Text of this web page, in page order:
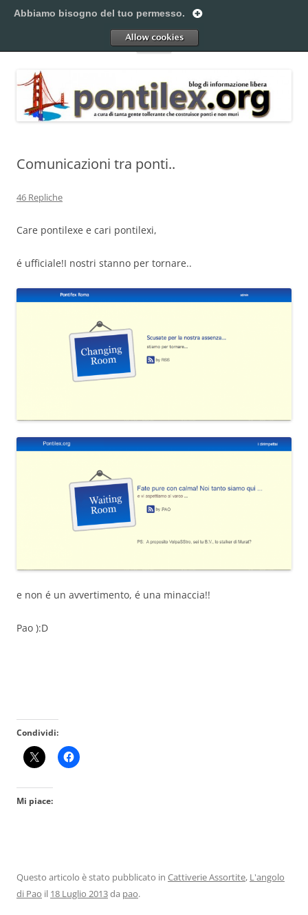
al
Pontilex
Menu
Comunicazioni tra ponti..
46 Repliche
Care pontilexe e cari pontilexi,
é ufficiale!I nostri stanno per tornare..
e non é un avvertimento, é una minaccia!!
Pao ):D
Condividi:
Mi piace:
Questo articolo è stato pubblicato in Cattiverie Assortite, L'angolo
di Pao il 18 Luglio 2013da pao.
Abbiamo bisogno del tuo permesso.